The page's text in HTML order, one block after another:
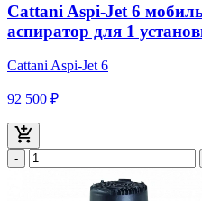
Cattani Aspi-Jet 6
аспиратор для 1
Cattani Aspi-Jet 6
92 500 ₽
-